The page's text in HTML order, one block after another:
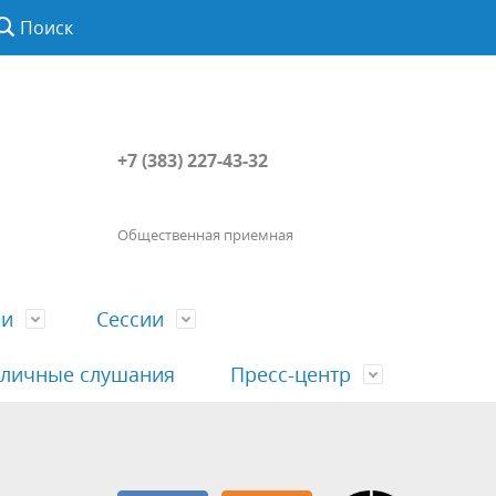
Поиск
+7 (383) 227-43-32
Общественная приемная
Сессии
гражданами
имуществе, обязательствах
слушания Пресс-центр